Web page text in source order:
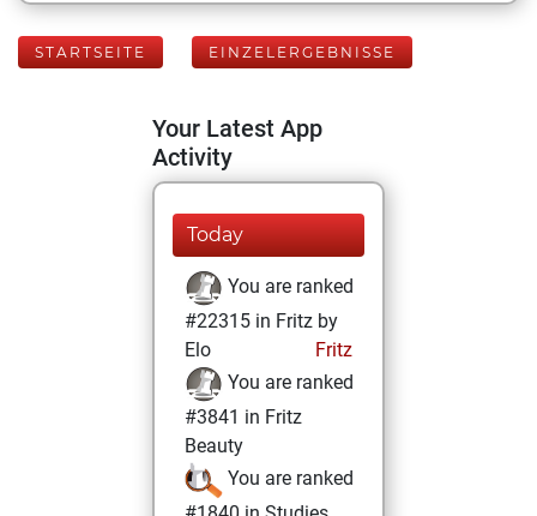
STARTSEITE EINZELERGEBNISSE
Your Latest App
Activity
Today
You are ranked
#22315 in Fritz by
Elo
Fritz
You are ranked
#3841 in Fritz
Beauty
You are ranked